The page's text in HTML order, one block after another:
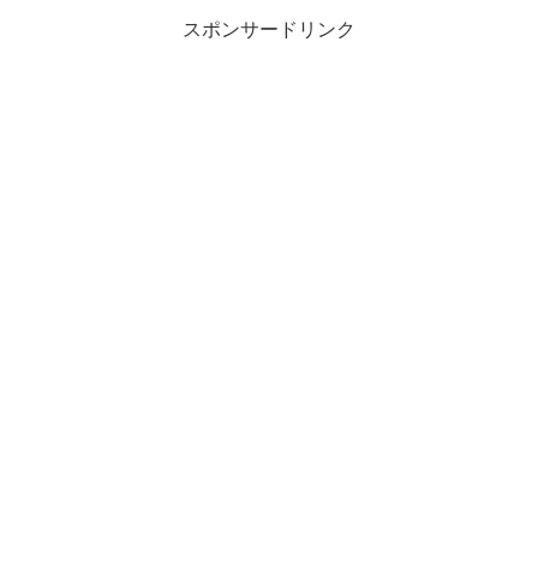
スポンサードリンク